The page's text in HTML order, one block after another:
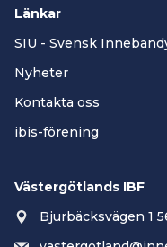
Länkar
SIU - Svensk
Nyheter
Kontakta oss
ibis-förening
Västergötlands IBF
Bjurbäcksvägen 1